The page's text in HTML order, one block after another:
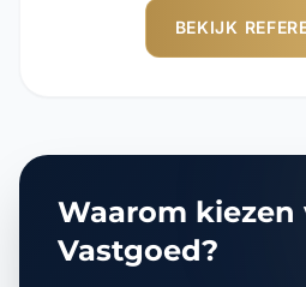
BEKIJK
Waarom kiezen
Vastgoed?